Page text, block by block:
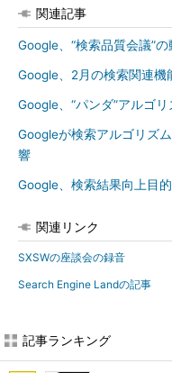
関連記事
Google、“検索品質会議”
Google、2月の検索関連
Google、“パンダ”アルゴ
Googleが検索アルゴリズ
響
Google、検索結果向上目
関連リンク
SXSWの座談会の録音
Search Engine Landの記事
記事ランキング